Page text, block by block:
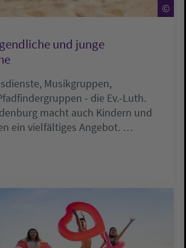
©
und junge
Musikgruppen,
- die Ev.-Luth.
macht auch Kindern und
ein vielfältiges Angebot. …